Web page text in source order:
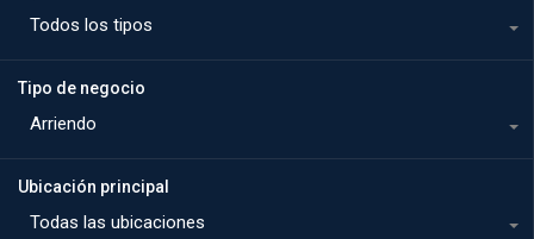
Todos los tipos
Tipo de negocio
Arriendo
Ubicación principal
Todas las ubicaciones